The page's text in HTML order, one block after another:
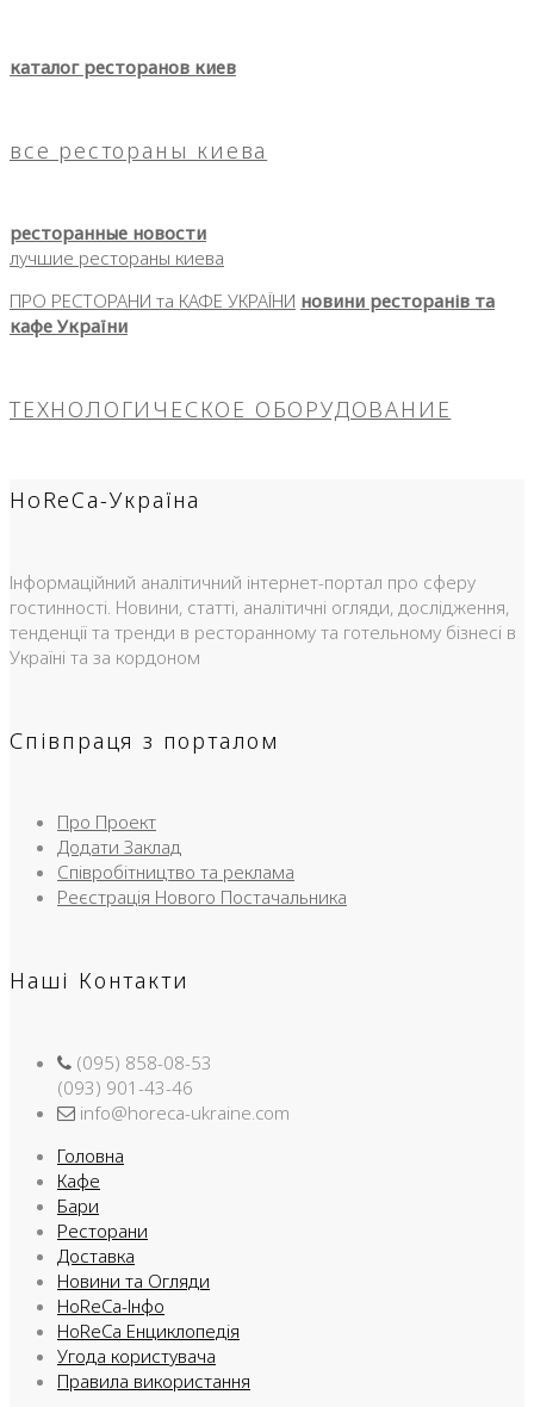
каталог ресторанов киев
все рестораны киева
ресторанные новости
лучшие рестораны киева
ПРО РЕСТОРАНИ та КАФЕ УКРАЇНИ новини ресторанів та
кафе України
ТЕХНОЛОГИЧЕСКОЕ ОБОРУДОВАНИЕ
HoReCa-Україна
Інформаційний аналітичний інтернет-портал про сферу
гостинності. Новини, статті, аналітичні огляди, дослідження,
тенденції та тренди в ресторанному та готельному бізнесі в
Україні та за кордоном
Співпраця з порталом
Про Проект
Додати Заклад
Співробітництво та реклама
Реєстрація Нового Постачальника
Наші Контакти
(095) 858-08-53
(093) 901-43-46
info@horeca-ukraine.com
Головна
Кафе
Бари
Ресторани
Доставка
Новини та Огляди
HoReCa-Інфо
HoReCa Енциклопедія
Угода користувача
Правила використання